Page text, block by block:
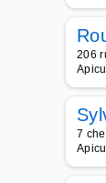
206
7